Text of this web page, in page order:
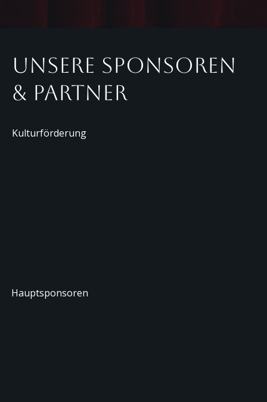
Unsere Sponsoren
& Partner
Kulturförderung
Hauptsponsoren